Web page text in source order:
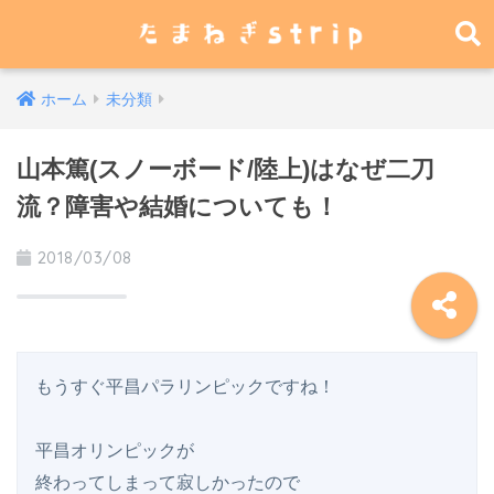
ホーム 未分類
山本篤(スノーボード/陸上)はなぜ二刀
流？障害や結婚についても！
2018/03/08
もうすぐ平昌パラリンピックですね！
平昌オリンピックが
終わってしまって寂しかったので